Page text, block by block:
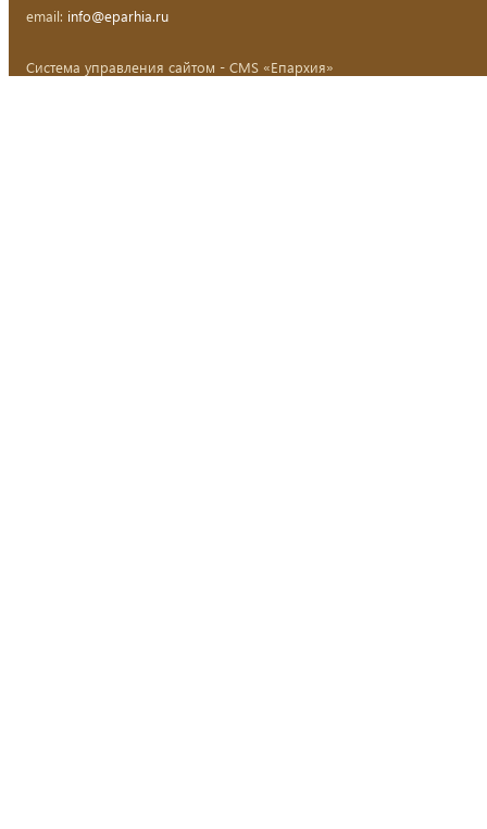
email: info@eparhia.ru
Система управления сайтом - CMS «Епархия»